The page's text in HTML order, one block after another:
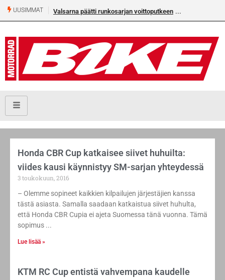
UUSIMMAT Valsarna päätti runkosarjan voittoputkeen
Honda CBR Cup katkaisee siivet huhuilta:
viides kausi käynnistyy SM-sarjan yhteydessä
3 toukokuun, 2016
– Olemme sopineet kaikkien kilpailujen järjestäjien kanssa
tästä asiasta. Samalla saadaan katkaistua siivet huhulta,
että Honda CBR Cupia ei ajeta Suomessa tänä vuonna. Tämä
sopimus
Lue lisää »
KTM RC Cup entistä vahvempana kaudelle